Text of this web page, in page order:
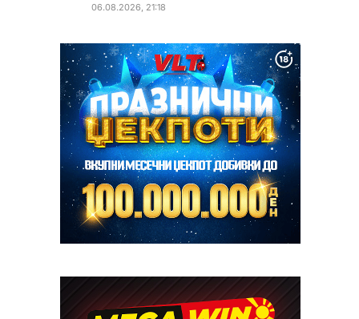
06.08.2026, 21:18